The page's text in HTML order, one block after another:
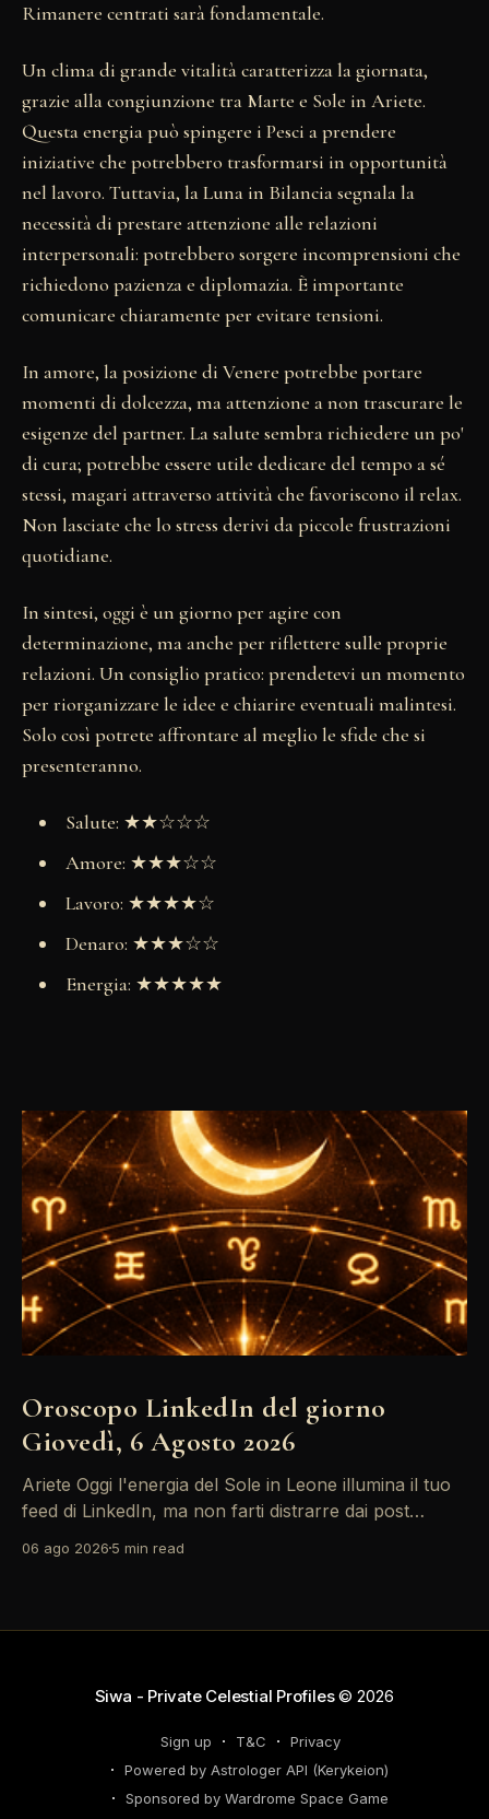
Rimanere centrati sarà fondamentale.
Un clima di grande vitalità caratterizza la giornata,
grazie alla congiunzione tra Marte e Sole in Ariete.
Questa energia può spingere i Pesci a prendere
iniziative che potrebbero trasformarsi in opportunità
nel lavoro. Tuttavia, la Luna in Bilancia segnala la
necessità di prestare attenzione alle relazioni
interpersonali: potrebbero sorgere incomprensioni che
richiedono pazienza e diplomazia. È importante
comunicare chiaramente per evitare tensioni.
In amore, la posizione di Venere potrebbe portare
momenti di dolcezza, ma attenzione a non trascurare le
esigenze del partner. La salute sembra richiedere un po'
di cura; potrebbe essere utile dedicare del tempo a sé
stessi, magari attraverso attività che favoriscono il relax.
Non lasciate che lo stress derivi da piccole frustrazioni
quotidiane.
In sintesi, oggi è un giorno per agire con
determinazione, ma anche per riflettere sulle proprie
relazioni. Un consiglio pratico: prendetevi un momento
per riorganizzare le idee e chiarire eventuali malintesi.
Solo così potrete affrontare al meglio le sfide che si
presenteranno.
Salute: ★★☆☆☆
Amore: ★★★☆☆
Lavoro: ★★★★☆
Denaro: ★★★☆☆
Energia: ★★★★★
Oroscopo LinkedIn del giorno
Giovedì, 6 Agosto 2026
Ariete Oggi l'energia del Sole in Leone illumina il tuo
feed di LinkedIn, ma non farti distrarre dai post
tuoi desideri professionali! Giove ti spinge verso il
06 ago 2026 5 min read
Siwa - Private Celestial Profiles© 2026
Sign up T&C
Privacy
Powered by Astrologer API (Kerykeion)
Sponsored by Wardrome Space Game